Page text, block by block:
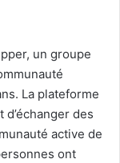
un groupe
La plateforme
des
active de
ont